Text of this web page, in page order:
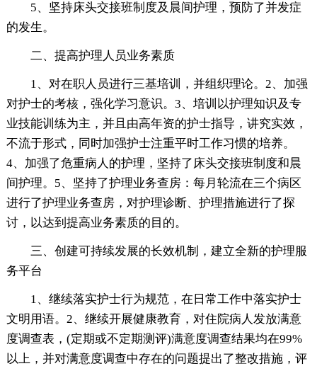
5、坚持床头交接班制度及晨间护理，预防了并发症
的发生。
二、提高护理人员业务素质
1、对在职人员进行三基培训，并组织理论。2、加强
对护士的考核，强化学习意识。3、培训以护理知识及专
业技能训练为主，并且由高年资的护士指导，讲究实效，
不流于形式，同时加强护士注重平时工作习惯的培养。
4、加强了危重病人的护理，坚持了床头交接班制度和晨
间护理。5、坚持了护理业务查房：每月轮流在三个病区
进行了护理业务查房，对护理诊断、护理措施进行了探
讨，以达到提高业务素质的目的。
三、创建可持续发展的长效机制，建立全新的护理服
务平台
1、继续落实护士行为规范，在日常工作中落实护士
文明用语。2、继续开展健康教育，对住院病人发放满意
度调查表，(定期或不定期测评)满意度调查结果均在99%
以上，并对满意度调查中存在的问题提出了整改措施，评